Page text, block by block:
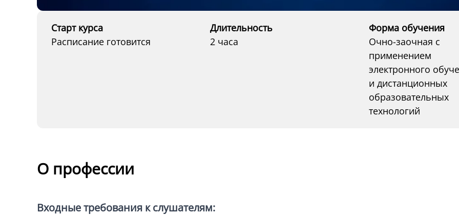
компетенций)
Старт курса
Расписание готовится
Длительность
2 часа
Форма обучения
Очно-заочная с
применением
электронного
и дистанционных
образовательных
технологий
О профессии
Входные требования к слушателям: